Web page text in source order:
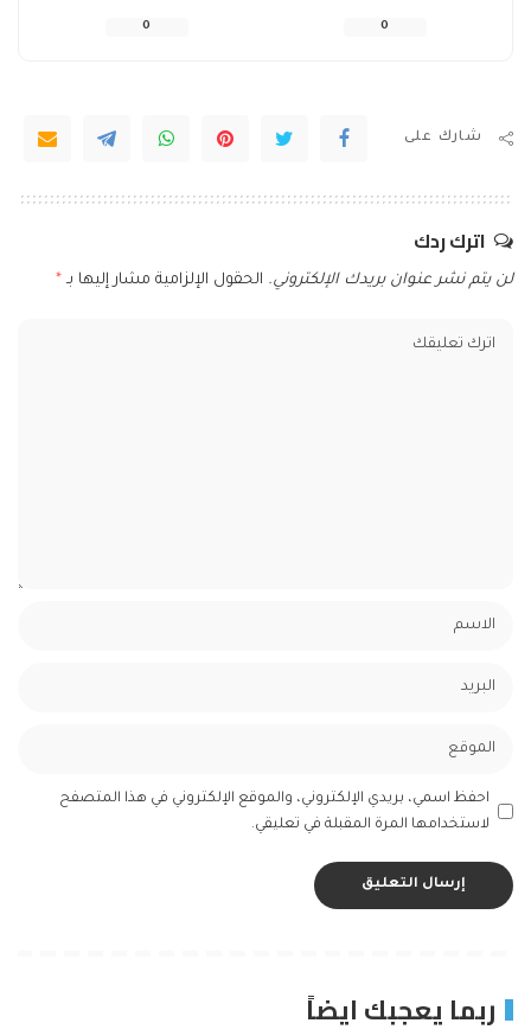
0
0
شارك على
اترك ردك
لن يتم نشر عنوان بريدك الإلكتروني. الحقول الإلزامية مشار إليها بـ *
احفظ اسمي، بريدي الإلكتروني، والموقع الإلكتروني في هذا المتصفح
لاستخدامها المرة المقبلة في تعليقي.
ربما يعجبك ايضاً